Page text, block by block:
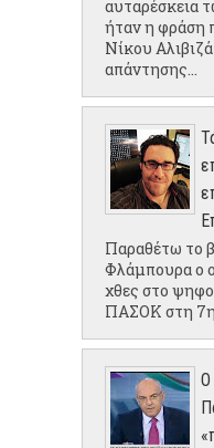
αυταρέσκεια
ήταν η φράση
Νίκου
απάντησης...
Παραθέτω το
Φλάμπουρα ο
χθες στο
ΠΑΣΟΚ στη 7η
Ο